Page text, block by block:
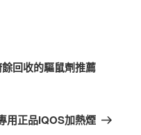
回收的驅鼠劑推薦
用正品IQOS加熱煙